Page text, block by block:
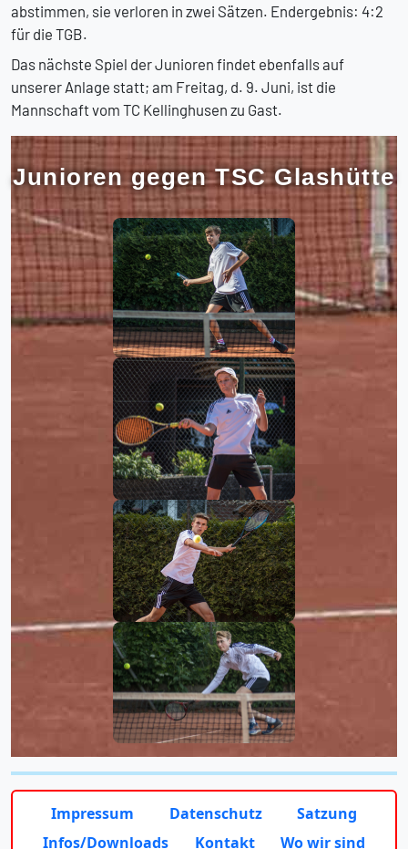
abstimmen, sie verloren in zwei Sätzen. Endergebnis: 4:2
für die TGB.
Das nächste Spiel der Junioren findet ebenfalls auf
unserer Anlage statt; am Freitag, d. 9. Juni, ist die
Mannschaft vom TC Kellinghusen zu Gast.
Junioren gegen TSC Glashütte
Impressum Datenschutz
Satzung
Infos/Downloads
Kontakt Wo wir sind